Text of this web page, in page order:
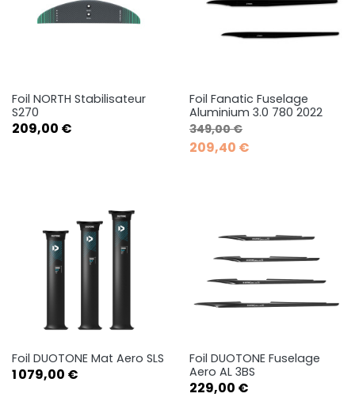
Foil NORTH Stabilisateur
S270
Prix
209,00 €
Foil Fanatic Fuselage
Aluminium 3.0 780 2022
Prix de base
349,00 €Prix
209,40 €
Foil DUOTONE Mat Aero SLS
Prix
1 079,00 €
Foil DUOTONE Fuselage
Aero AL 3BS
Prix
229,00 €